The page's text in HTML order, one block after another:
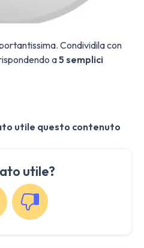
Condividila con
a5 semplici
utile questo contenuto
utile?